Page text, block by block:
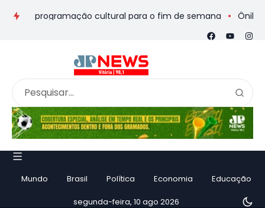
e programação cultural para o fim de semana Ônibus de
Mundo Brasil Política Economia Educação
segunda-feira, 10 ago 2026